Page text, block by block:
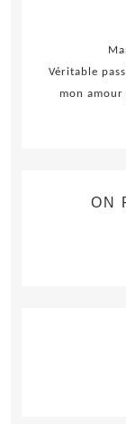
Véritable
mon
ON